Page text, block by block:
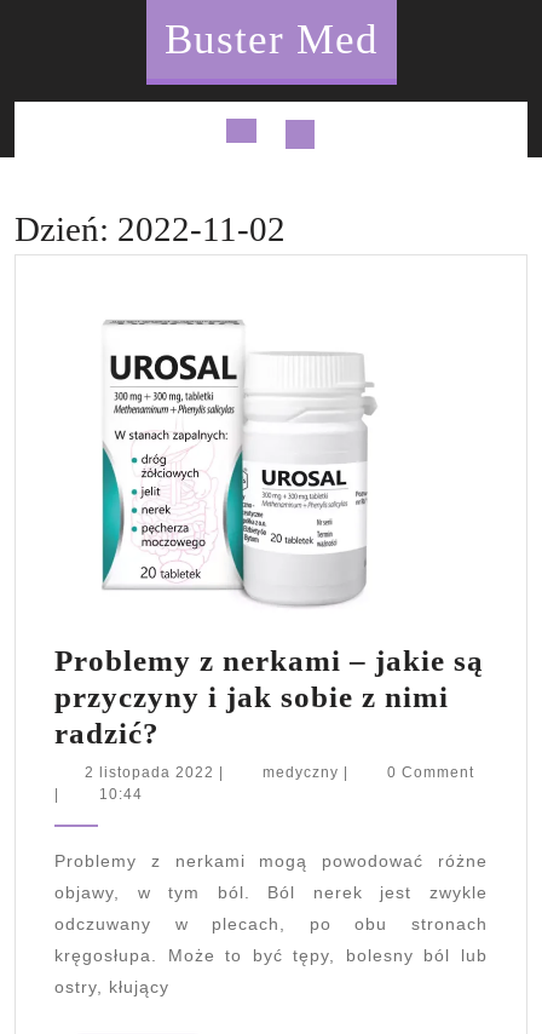
Buster Med
Open
Dzień: 2022-11-02
Problemy z nerkami – jakie są
przyczyny i jak sobie z nimi
radzić?
z
jakie
są
przyczyny
i
2 listopada 2022 2
medyczny medyczny0 Comment
10:44
Problemy z nerkami mogą powodować różne
objawy, w tym ból. Ból nerek jest zwykle
odczuwany w plecach, po obu stronach
kręgosłupa. Może to być tępy, bolesny ból lub
ostry, kłujący